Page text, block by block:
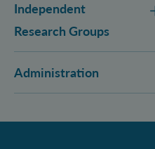
Independent
Research Groups
Administration